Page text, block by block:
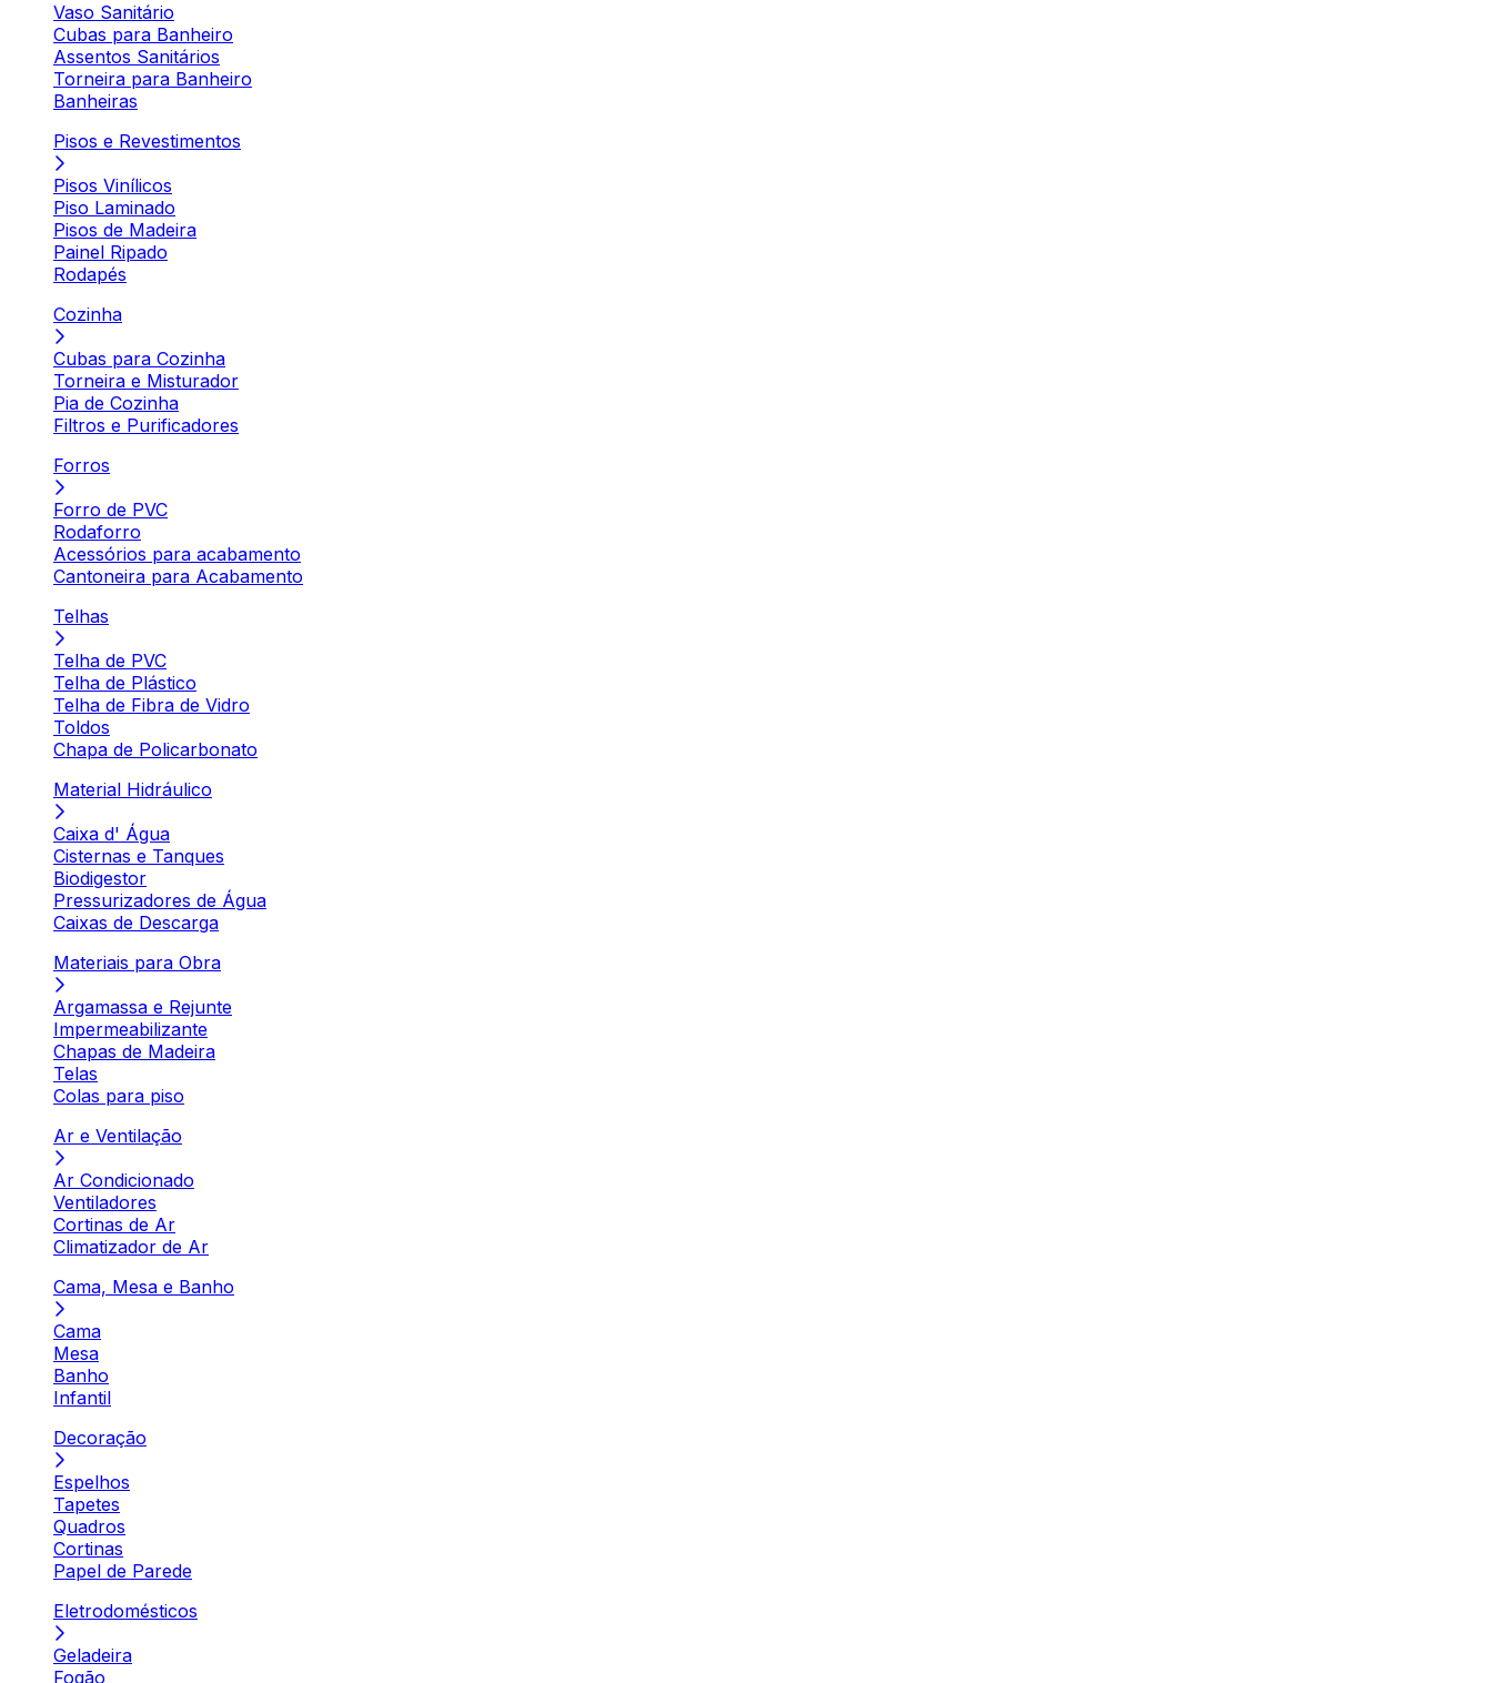
Vaso Sanitário
Cubas para Banheiro
Assentos Sanitários
Torneira para Banheiro
Banheiras
Pisos e Revestimentos
Pisos Vinílicos
Piso Laminado
Pisos de Madeira
Painel Ripado
Rodapés
Cozinha
Cubas para Cozinha
Torneira e Misturador
Pia de Cozinha
Filtros e Purificadores
Forros
Forro de PVC
Rodaforro
Acessórios para acabamento
Cantoneira para Acabamento
Telhas
Telha de PVC
Telha de Plástico
Telha de Fibra de Vidro
Toldos
Chapa de Policarbonato
Material Hidráulico
Caixa d' Água
Cisternas e Tanques
Biodigestor
Pressurizadores de Água
Caixas de Descarga
Materiais para Obra
Argamassa e Rejunte
Impermeabilizante
Chapas de Madeira
Telas
Colas para piso
Ar e Ventilação
Ar Condicionado
Ventiladores
Cortinas de Ar
Climatizador de Ar
Cama, Mesa e Banho
Cama
Mesa
Banho
Infantil
Decoração
Espelhos
Tapetes
Quadros
Cortinas
Papel de Parede
Eletrodomésticos
Geladeira
Fogão